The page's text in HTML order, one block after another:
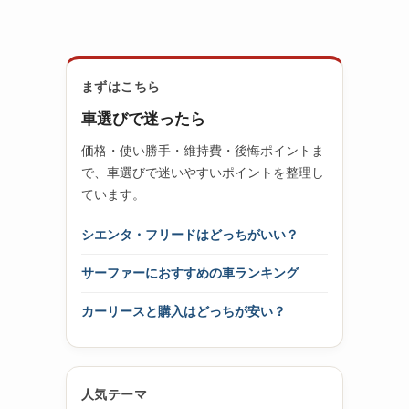
まずはこちら
車選びで迷ったら
価格・使い勝手・維持費・後悔ポイントま
で、車選びで迷いやすいポイントを整理し
ています。
シエンタ・フリードはどっちがいい？
サーファーにおすすめの車ランキング
カーリースと購入はどっちが安い？
人気テーマ